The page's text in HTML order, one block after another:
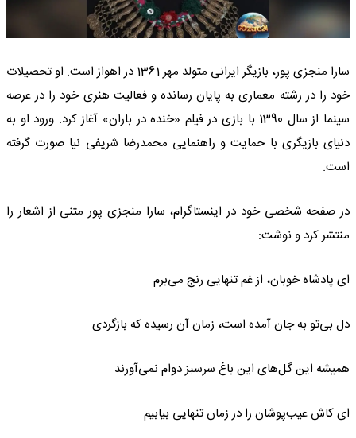
سارا منجزی پور، بازیگر ایرانی متولد مهر 1361 در اهواز است. او تحصیلات
خود را در رشته معماری به پایان رسانده و فعالیت هنری خود را در عرصه
سینما از سال 1390 با بازی در فیلم «خنده در باران» آغاز کرد. ورود او به
دنیای بازیگری با حمایت و راهنمایی محمدرضا شریفی نیا صورت گرفته
است.
در صفحه شخصی خود در اینستاگرام، سارا منجزی پور متنی از اشعار را
منتشر کرد و نوشت:
ای پادشاه خوبان، از غم تنهایی رنج می‌برم
دل بی‌تو به جان آمده است، زمان آن رسیده که بازگردی
همیشه این گل‌های این باغ سرسبز دوام نمی‌آورند
ای کاش عیب‌پوشان را در زمان تنهایی بیابیم